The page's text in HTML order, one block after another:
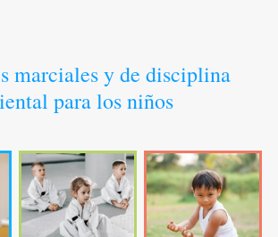
marciales y de disciplina
para los niños